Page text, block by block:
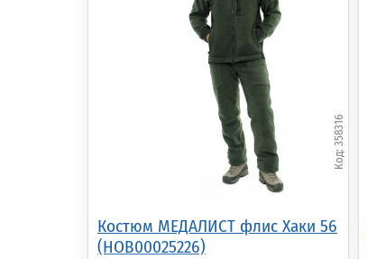
Костюм МЕДАЛИСТ флис Хаки 56
(НОВ00025226)
358316